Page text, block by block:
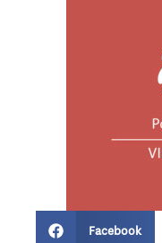
Facebook